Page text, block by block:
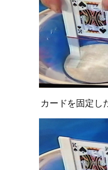
カードを固定し